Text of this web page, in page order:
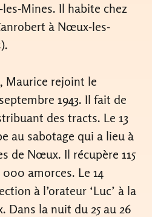
Mines. Il habite chez
à Nœux-les-
Maurice rejoint le
1943. Il fait de
des tracts. Le 13
au sabotage qui a lieu à
de Nœux. Il récupère 115
amorces. Le 14
à l’orateur ‘Luc’ à la
Dans la nuit du 25 au 26